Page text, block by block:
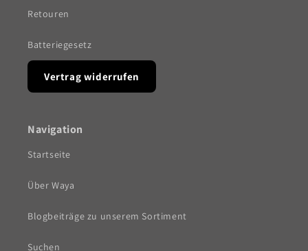
Retouren
Batteriegesetz
Vertrag widerrufen
Navigation
Startseite
Über Waya
Blogbeiträge zu unserem Sortiment
Suchen